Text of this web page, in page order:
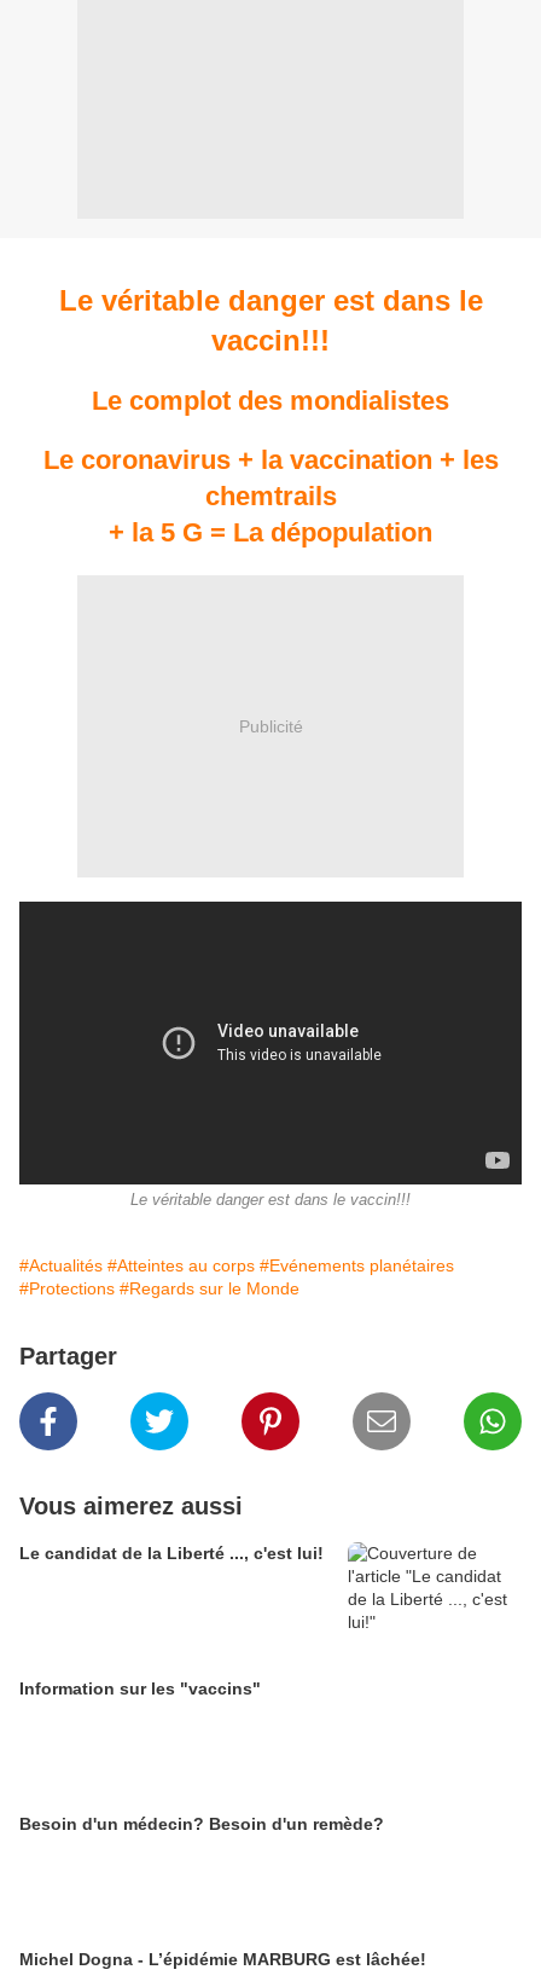
Le véritable danger est dans le
vaccin!!!
Le complot des mondialistes
Le coronavirus + la vaccination + les
chemtrails
+ la 5 G = La dépopulation
Publicité
Le véritable danger est dans le vaccin!!!
#Actualités #Atteintes au corps #Evénements planétaires
#Protections #Regards sur le Monde
Partager
Vous aimerez aussi
Le candidat de la Liberté ..., c'est lui!
Information sur les "vaccins"
Besoin d'un médecin? Besoin d'un remède?
Michel Dogna - L’épidémie MARBURG est lâchée!